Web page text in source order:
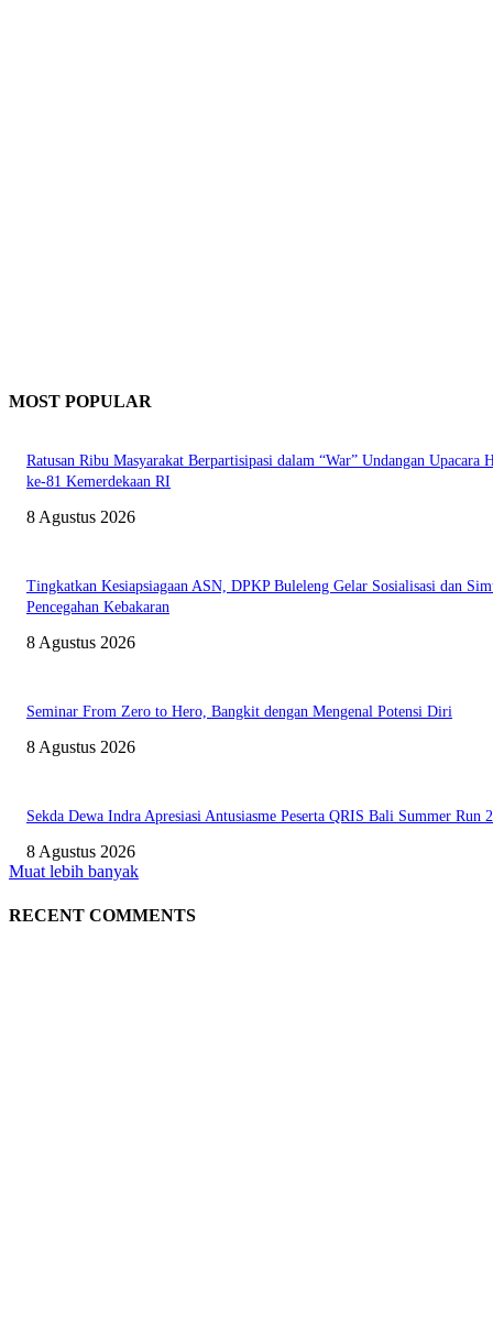
MOST POPULAR
Ratusan Ribu Masyarakat Berpartisipasi dalam “War” Undangan Upacara
ke-81 Kemerdekaan RI
8 Agustus 2026
Tingkatkan Kesiapsiagaan ASN, DPKP Buleleng Gelar Sosialisasi dan
Pencegahan Kebakaran
8 Agustus 2026
Seminar From Zero to Hero, Bangkit dengan Mengenal Potensi Diri
8 Agustus 2026
Sekda Dewa Indra Apresiasi Antusiasme Peserta QRIS Bali Summer Run
8 Agustus 2026
Muat lebih banyak
RECENT COMMENTS